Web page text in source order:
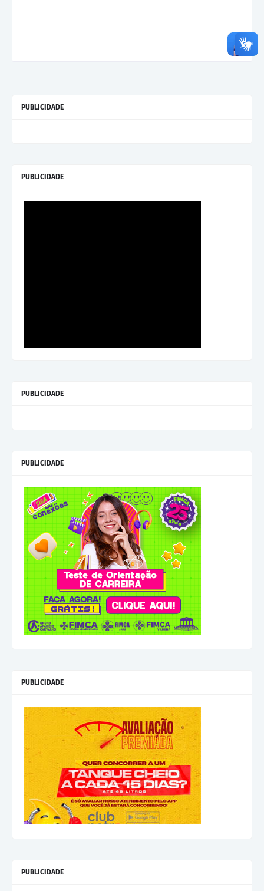
PUBLICIDADE
PUBLICIDADE
PUBLICIDADE
PUBLICIDADE
PUBLICIDADE
PUBLICIDADE